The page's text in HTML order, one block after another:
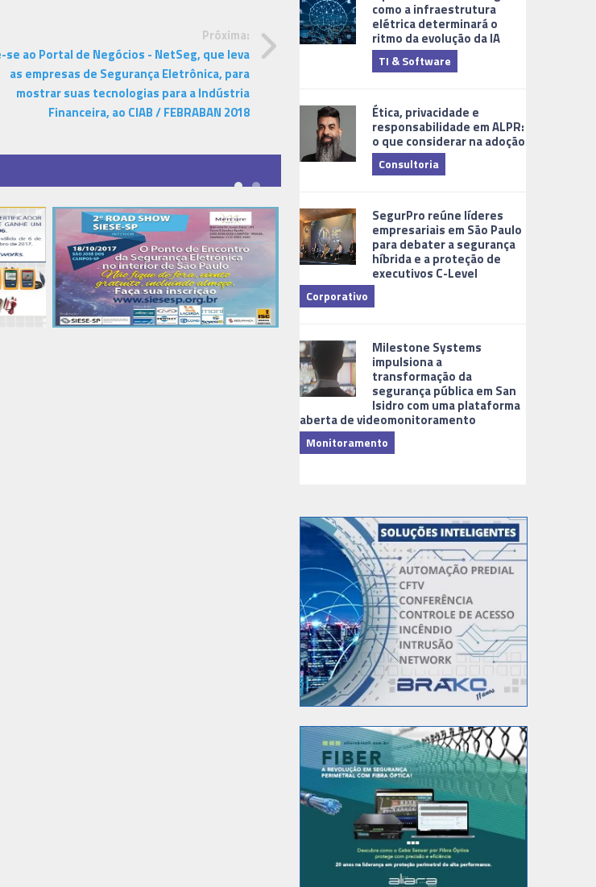
Próxima:
se ao Portal de Negócios - NetSeg, que leva
as empresas de Segurança Eletrônica, para
mostrar suas tecnologias para a Indústria
Financeira, ao CIAB / FEBRABAN 2018
como a infraestrutura
elétrica determinará o
ritmo da evolução da IA
TI & Software
Ética, privacidade e
responsabilidade em ALPR:
o que considerar na adoção
Consultoria
SegurPro reúne líderes
empresariais em São Paulo
para debater a segurança
híbrida e a proteção de
executivos C-Level
Corporativo
Milestone Systems
impulsiona a
transformação da
segurança pública em San
Isidro com uma plataforma
aberta de videomonitoramento
Monitoramento